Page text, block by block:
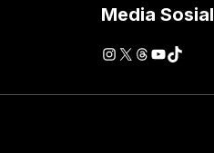
Media Sosial
Instagram
X Threads
YouTube
TikTok